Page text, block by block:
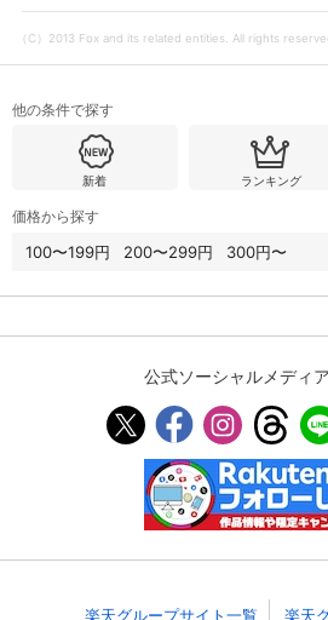
決済方法変更 決済方法の変
購入明細 ４ヵ月分の購
ます。
お気に入りに
す。お気に入
能です。
サイト内の閲
の削除も可能
サイト内で表
（C）2013 Fox and its related entities. All rights
他の条件で探す
新着 ランキング
価格から探す
100〜199円 200〜299円 300円〜
公式ソーシャルメディ
楽天グループサイト一覧 楽天